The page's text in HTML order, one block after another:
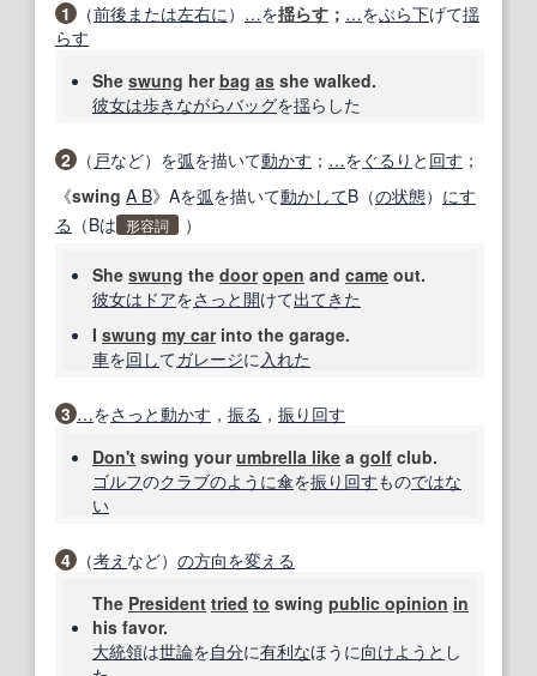
1 （前後または左右に） …を揺らす ； …をぶら下げて揺
らす
She swung herbag as she walked.
彼女は歩き ながらバッグを揺らした
2 （ 戸など）を弧を描いて動かす ； …を ぐるり と 回す ；
《swing A B》Aを弧を描いて動かしてB（の状態） にす
る （Bは 形容詞 ）
She swung the door open and came out.
彼女は ドアをさっと開けて出てきた
I swung my carinto the garage.
車を回してガレージに入れた
3 …をさっと動かす ， 振る ， 振り回す
Don't swing yourumbrella like a golf club.
ゴルフのクラブのように傘を振り回すものではな
い
4 （考え など） の方向を変える
The President tried to swing public opinion in
his favor.
大統領は世論を自分に有利なほうに向けようと し